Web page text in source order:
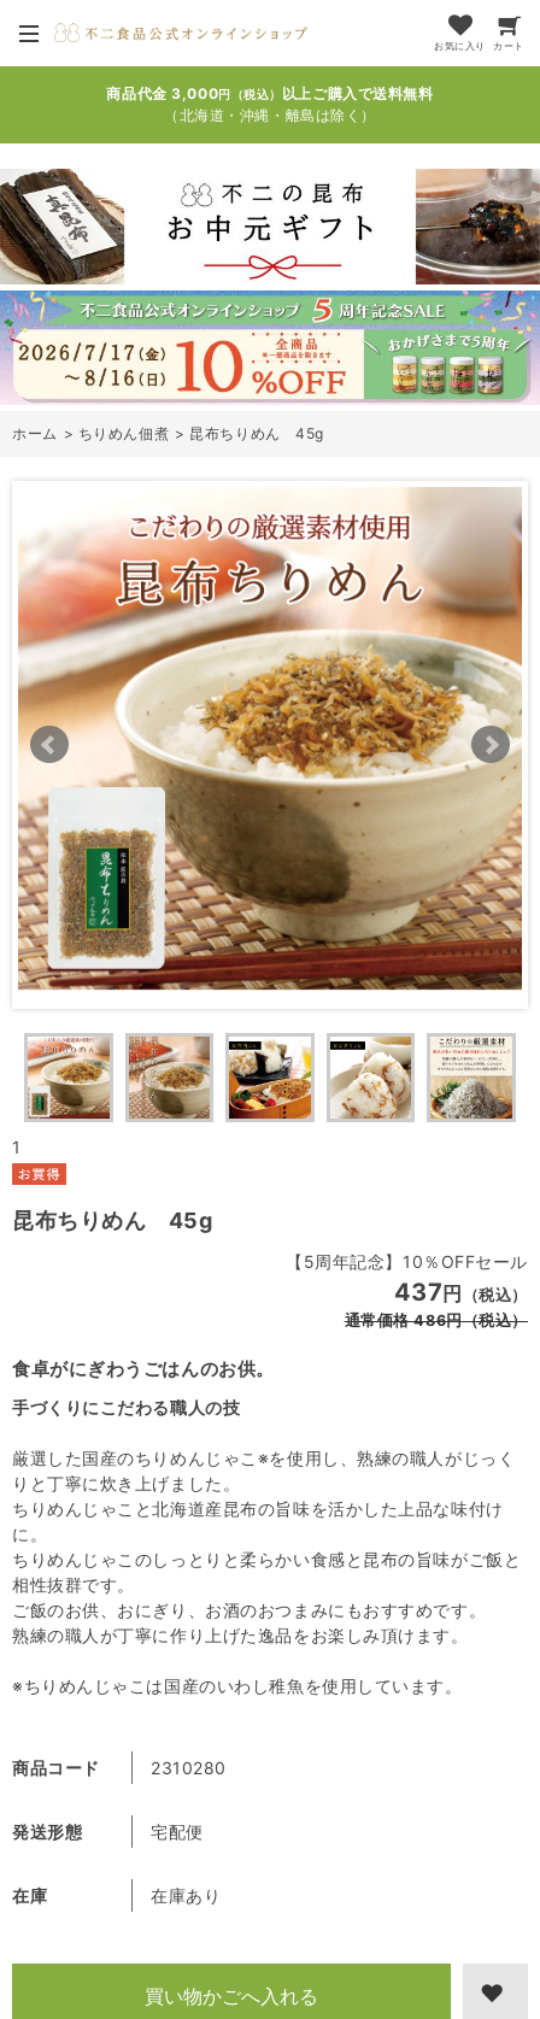
お気に入り カート
商品代金 3,000円（税込）
以上ご購入で送料無料
（北海道・沖縄・離島は除く）
ホーム > ちりめん佃煮 > 昆布ちりめん 45g
昆布ちりめん 45g
食卓がにぎわうごはんのお供。
【5周年記念】10％OFFセール
437円
（税込）
通常価格486円（税込）
商品コード 2310280
発送形態 宅配便
在庫 在庫あり
手づくりにこだわる職人の技
厳選した国産のちりめんじゃこ※を使用し、熟練の職人がじっく
りと丁寧に炊き上げました。
ちりめんじゃこと北海道産昆布の旨味を活かした上品な味付け
に。
ちりめんじゃこのしっとりと柔らかい食感と昆布の旨味がご飯と
相性抜群です。
ご飯のお供、おにぎり、お酒のおつまみにもおすすめです。
熟練の職人が丁寧に作り上げた逸品をお楽しみ頂けます。
※ちりめんじゃこは国産のいわし稚魚を使用しています。
1